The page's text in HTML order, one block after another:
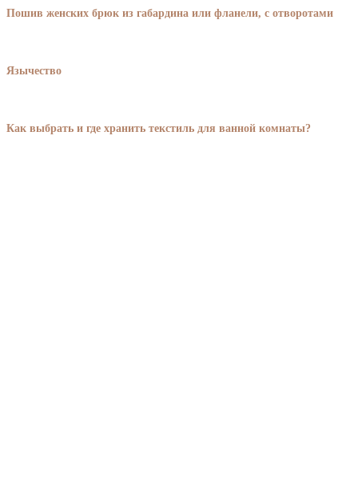
Пошив женских брюк из габардина или фланели, с отворотами
Язычество
Как выбрать и где хранить текстиль для ванной комнаты?